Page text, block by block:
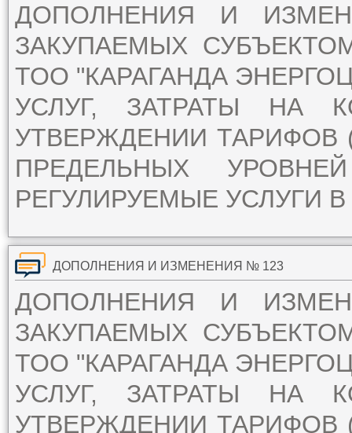
ДОПОЛНЕНИЯ И
ЗАКУПАЕМЫХ
ТОО "КАРАГАНДА
УСЛУГ, ЗАТРАТЫ НА
УТВЕРЖДЕНИИ ТАРИФОВ
ПРЕДЕЛЬНЫХ
РЕГУЛИРУЕМЫЕ УСЛУГИ В
ДОПОЛНЕНИЯ И ИЗМЕНЕНИЯ № 123
ДОПОЛНЕНИЯ И
ЗАКУПАЕМЫХ
ТОО "КАРАГАНДА
УСЛУГ, ЗАТРАТЫ НА
УТВЕРЖДЕНИИ ТАРИФОВ